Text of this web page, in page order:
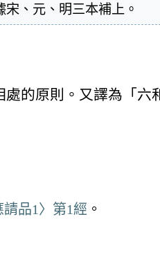
宋、元、明三本補上。
的原則。又譯為「六
品1〉第1經 。